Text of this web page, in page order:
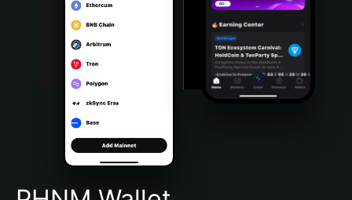
Português (Portugal)
Bahasa Indonesia
Português (Brasil)
Español (Argentina)